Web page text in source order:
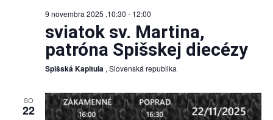
9 novembra 2025 ,10:30 - 12:00
sviatok sv. Martina,
patróna Spišskej diecézy
Spišská Kapitula , Slovenská republika
SO
22